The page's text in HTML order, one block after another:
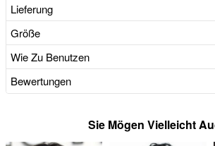
Lieferung
Größe
Wie Zu Benutzen
Bewertungen
Sie Mögen Vielleicht